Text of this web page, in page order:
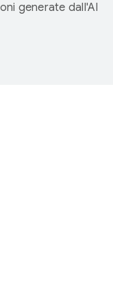
generate dall'AI